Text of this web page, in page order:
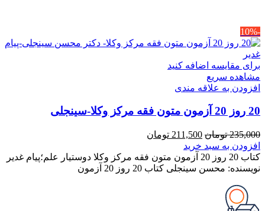
-10%
برای مقایسه اضافه کنید
مشاهده سریع
افزودن به علاقه مندی
20 روز 20 آزمون متون فقه مرکز وکلا-سینجلی
235,000 تومان قیمت
اصلی
235,000 تومان
بود.
211,500 تومان
211,500 تومان
است.
افزودن به سبد خرید
کتاب 20 روز 20 آزمون متون فقه مرکز وکلا دوستیار علم؛پیام غدیر
نویسنده: محسن سینجلی کتاب 20 روز 20 آزمون